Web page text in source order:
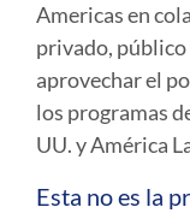
Americas en
privado, público
aprovechar el
los programas
UU. y América
Esta no es la